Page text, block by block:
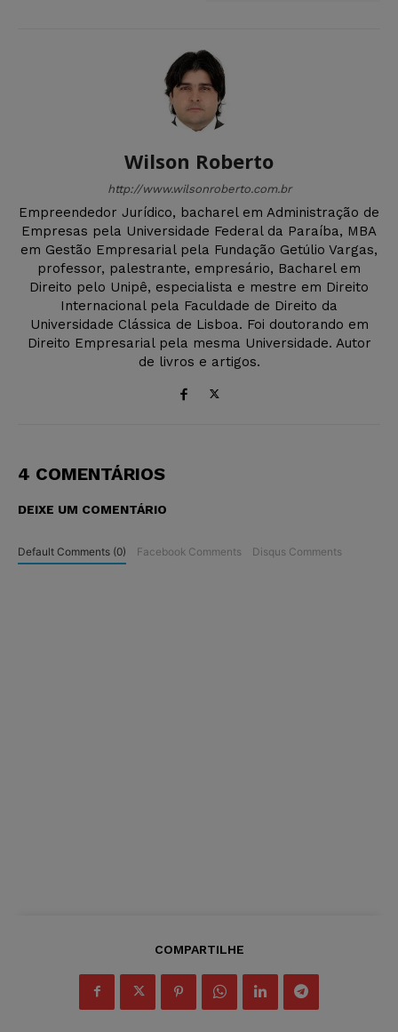
Wilson Roberto
http://www.wilsonroberto.com.br
Empreendedor Jurídico, bacharel em Administração de
Empresas pela Universidade Federal da Paraíba, MBA
em Gestão Empresarial pela Fundação Getúlio Vargas,
professor, palestrante, empresário, Bacharel em
Direito pelo Unipê, especialista e mestre em Direito
Internacional pela Faculdade de Direito da
Universidade Clássica de Lisboa. Foi doutorando em
Direito Empresarial pela mesma Universidade. Autor
de livros e artigos.
4 COMENTÁRIOS
DEIXE UM COMENTÁRIO
Default Comments (0) Facebook Comments Disqus Comments
COMPARTILHE